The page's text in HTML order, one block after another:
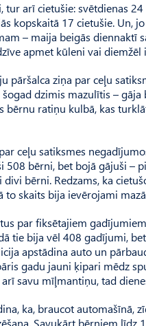
tur arī cietušie: svētdienas
kopskaitā 17 cietušie. Un,
– maija beigās diennaktī
apmet kūleni vai diemžēl
pāršalca ziņa par ceļu
dzimis mazulītis –
bērnu ratiņu kulbā, kas
ceļu satiksmes
508 bērni, bet bojā gājuši –
bērni. Redzams, ka
to skaits bija ievērojami
par fiksētajiem
tie bija vēl 408 gadījumi,
apstādina auto un
gadu jauni ķipari mēdz
savu mīļmantiņu, tad
ka, braucot
Savukārt bērniem